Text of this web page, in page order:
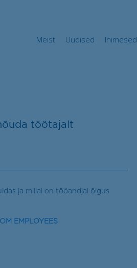
Meist Uudised Inimesed
töötajalt
ja millal on tööandjal õigus
EMPLOYEES